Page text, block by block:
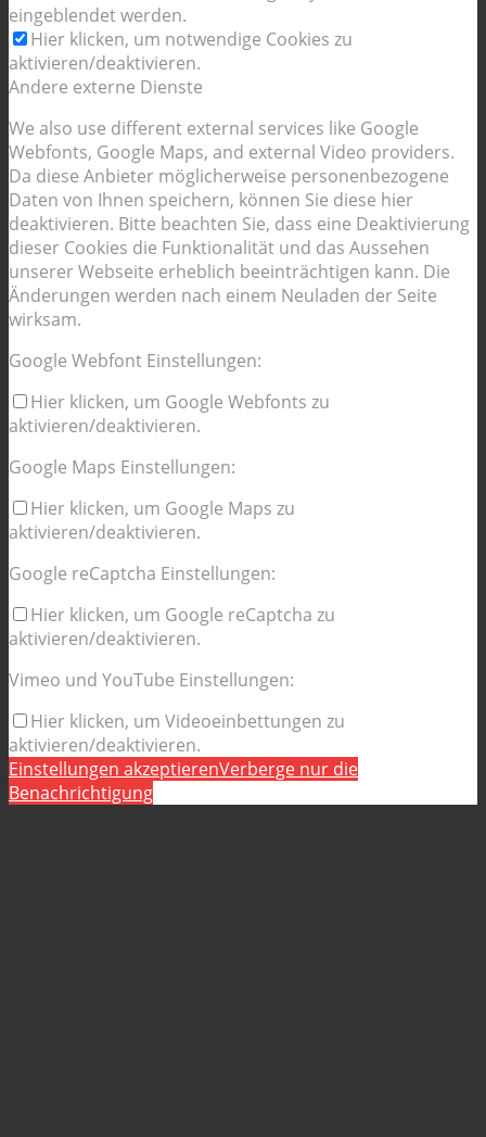
eingeblendet werden.
Hier klicken, um notwendige Cookies zu
aktivieren/deaktivieren.
Andere externe Dienste
We also use different external services like Google
Webfonts, Google Maps, and external Video providers.
Da diese Anbieter möglicherweise personenbezogene
Daten von Ihnen speichern, können Sie diese hier
deaktivieren. Bitte beachten Sie, dass eine Deaktivierung
dieser Cookies die Funktionalität und das Aussehen
unserer Webseite erheblich beeinträchtigen kann. Die
Änderungen werden nach einem Neuladen der Seite
wirksam.
Google Webfont Einstellungen:
Hier klicken, um Google Webfonts zu
aktivieren/deaktivieren.
Google Maps Einstellungen:
Hier klicken, um Google Maps zu
aktivieren/deaktivieren.
Google reCaptcha Einstellungen:
Hier klicken, um Google reCaptcha zu
aktivieren/deaktivieren.
Vimeo und YouTube Einstellungen:
Hier klicken, um Videoeinbettungen zu
aktivieren/deaktivieren.
Einstellungen akzeptierenVerberge nur die
Benachrichtigung